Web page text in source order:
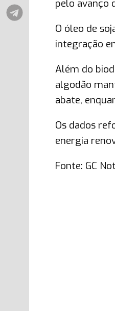
pelo avanço
O óleo de
integração
Além do
algodão
abate,
Os dados
energia
Fonte: GC